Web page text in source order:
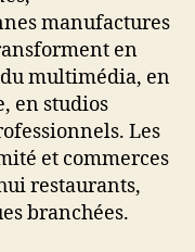
manufactures
en
multimédia, en
en studios
Les
et commerces
restaurants,
branchées.